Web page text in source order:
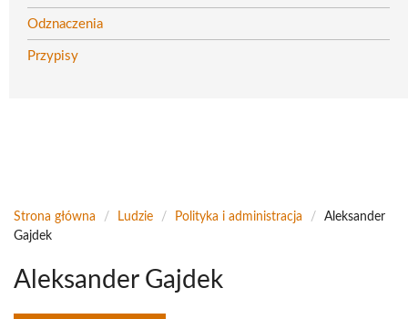
Odznaczenia
Przypisy
Strona główna / Ludzie / Polityka i administracja /
Aleksander
Gajdek
Aleksander Gajdek